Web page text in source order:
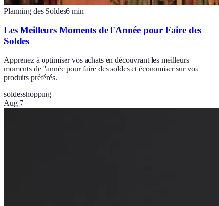
Planning des Soldes6 min
Les Meilleurs Moments de l'Année pour Faire des
Soldes
Apprenez à optimiser vos achats en découvrant les meilleurs
moments de l'année pour faire des soldes et économiser sur vos
produits préférés.
soldesshopping
Aug 7